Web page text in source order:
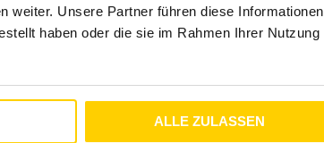
weiter. Unsere Partner führen diese Informationen
haben oder die sie im Rahmen Ihrer Nutzung
ALLE ZULASSEN
Zuhause: Wir
Neue entfalten.
Tara-M ist für dich
lediglich 4,99 €